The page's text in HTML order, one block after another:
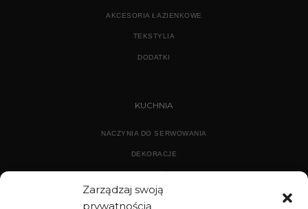
Zarządzaj swoją
prywatnością
AKCESORIA ŁAZIENKOWE
TEKSTYLIA
DODATKI
KUCHNIA
NACZYNIA DO SERWOWANIA
DEKORACJE